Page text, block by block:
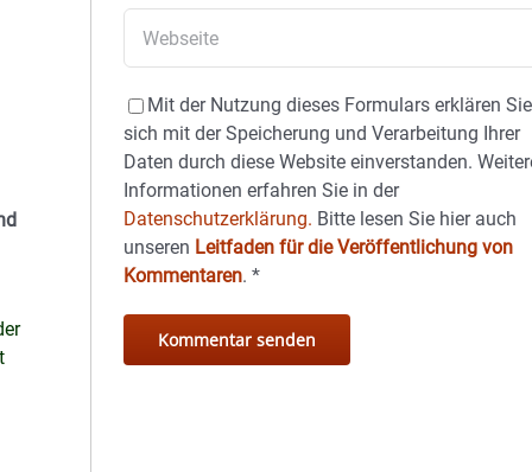
Mit der Nutzung dieses Formulars erklären Sie
sich mit der Speicherung und Verarbeitung Ihrer
Daten durch diese Website einverstanden.
Informationen erfahren Sie in der
Datenschutzerklärung. Bitte lesen Sie hier auch
unseren Leitfaden für die Veröffentlichung von
Kommentaren.*